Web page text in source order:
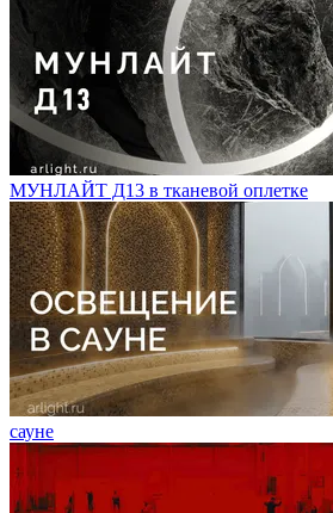
МУНЛАЙТ Д13 в тканевой оплетке
сауне